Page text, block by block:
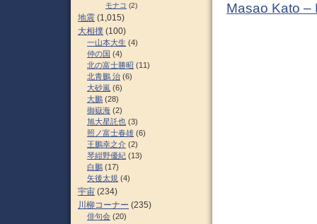
Masao Kato –
モナコ (2)
地震 (1,015)
大相撲 (100)
一山本大生 (4)
仲の国 (4)
北の富士勝昭 (11)
北青鵬 治 (6)
大砂嵐 (6)
大鵬 (28)
御嶽海 (2)
旭大星託也 (3)
照ノ富士春雄 (6)
王鵬幸之介 (2)
琴紺野優紀 (13)
白鵬 (17)
矢後太規 (4)
宇宙 (234)
川柳コーナー (235)
俳句会 (20)